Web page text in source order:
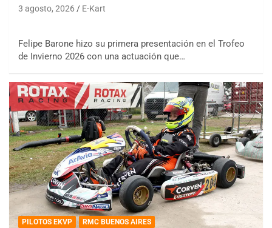
3 agosto, 2026 E-Kart
Felipe Barone hizo su primera presentación en el Trofeo
de Invierno 2026 con una actuación que…
PILOTOS EKVP RMC BUENOS AIRES